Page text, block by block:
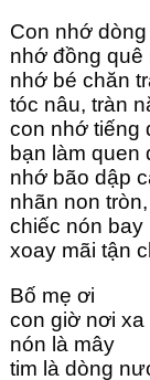
Con nhớ
nhớ đồng quê
nhớ bé chăn
tóc nâu, tràn
con nhớ tiếng
bạn làm quen
nhớ bão dập
nhãn non
chiếc nón bay
xoay mãi tận
Bố mẹ ơi
con giờ nơi xa
nón là mây
tim là dòng